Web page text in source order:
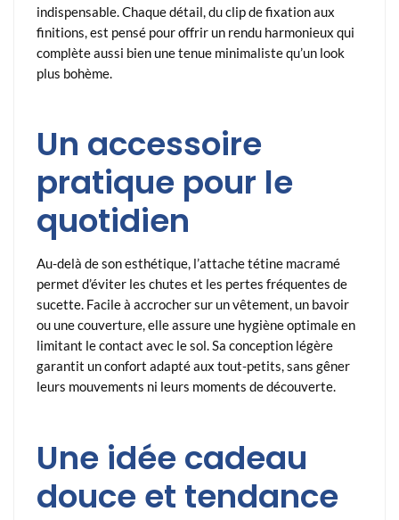
indispensable. Chaque détail, du clip de fixation aux
finitions, est pensé pour offrir un rendu harmonieux qui
complète aussi bien une tenue minimaliste qu’un look
plus bohème.
Un accessoire
pratique pour le
quotidien
Au-delà de son esthétique, l’attache tétine macramé
permet d’éviter les chutes et les pertes fréquentes de
sucette. Facile à accrocher sur un vêtement, un bavoir
ou une couverture, elle assure une hygiène optimale en
limitant le contact avec le sol. Sa conception légère
garantit un confort adapté aux tout-petits, sans gêner
leurs mouvements ni leurs moments de découverte.
Une idée cadeau
douce et tendance